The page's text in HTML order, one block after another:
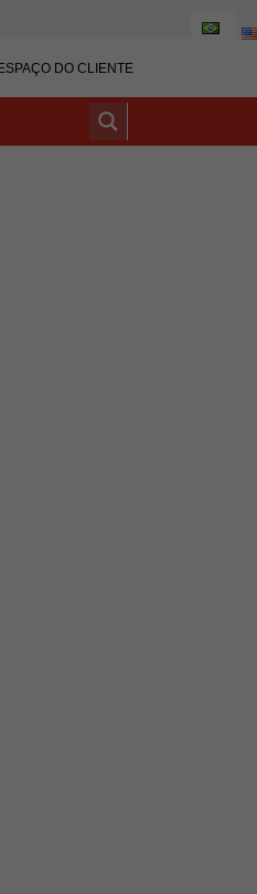
ESPAÇO DO CLIENTE